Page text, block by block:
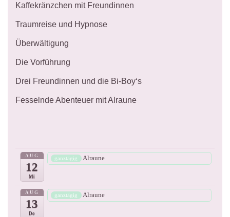
Kaffekränzchen mit Freundinnen
Traumreise und Hypnose
Überwältigung
Die Vorführung
Drei Freundinnen und die Bi-Boy‘s
Fesselnde Abenteuer mit Alraune
AUG
12
Mi
ganztägig Alraune
AUG
13
Do
ganztägig Alraune